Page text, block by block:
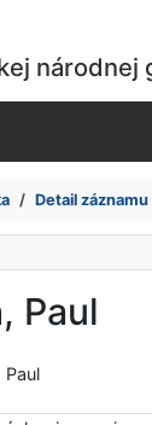
prístupnosti
národnej
Detail záznamu
Paul
Paul